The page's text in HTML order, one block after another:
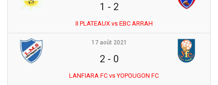
1 - 2
II PLATEAUX vs EBC ARRAH
17 août 2021
2 - 0
LANFIARA FC vs YOPOUGON FC